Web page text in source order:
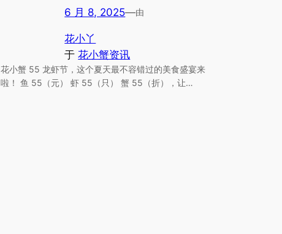
6 月 8, 2025—由
花小丫
于花小蟹资讯
花小蟹 55 龙虾节，这个夏天最不容错过的美食盛宴来
啦！​ 鱼 55（元） 虾 55（只） 蟹 55（折），让…